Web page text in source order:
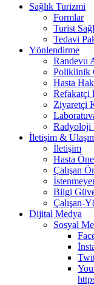
Sağlık Turizmi
Formlar
Turist
Tedavi
Yönlendirme
Randevu
Poliklinik
Hasta
Refakatçi
Ziyaretçi
Radyoloji
İletişim &
İletişim
Hasta
Çalışan
Bilgi
Çalışan-
Dijital Medya
Sosyal